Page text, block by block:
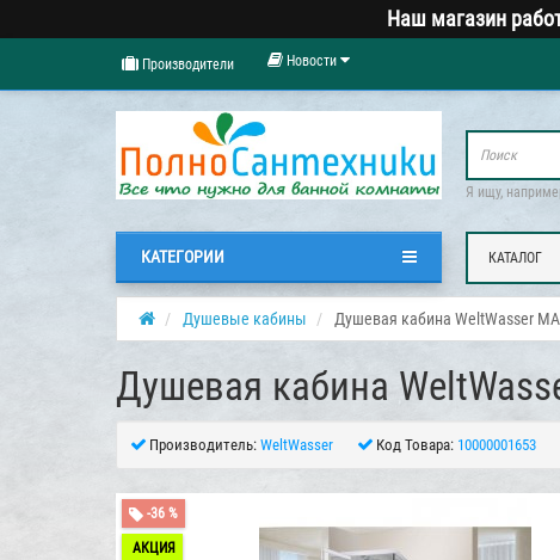
Наш магазин
Производители Новости
Я ищу,
КАТАЛОГ
КАТЕГОРИИ
Душевые кабины Душевая кабина WeltWasser
Душевая кабина
Производитель: WeltWasser Код Товара: 10000001653
-36 %
АКЦИЯ